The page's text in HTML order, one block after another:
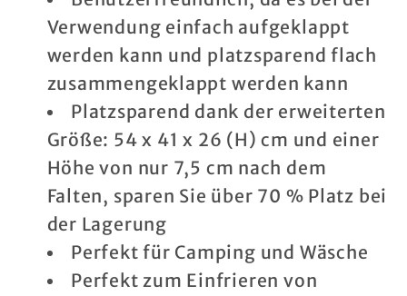
Aufbewahrungsbehälter/Organizer
–
Wäschekorb
–
platzsparender
Wäschekorb
Aufbewahrungsbehälter/
–
tragbarer
Wäschekorb
–
platzsparender
Wäschekorb
Verwendung einfach aufgeklappt
werden kann und platzsparend flach
zusammengeklappt werden kann
Platzsparend dank der erweiterten
Größe: 54 x 41 x 26 (H) cm und einer
Höhe von nur 7,5 cm nach dem
Falten, sparen Sie über 70 % Platz bei
der Lagerung
Perfekt für Camping und Wäsche
Perfekt zum Einfrieren von